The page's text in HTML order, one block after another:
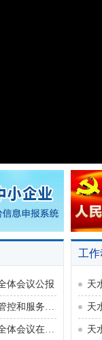
年中国国际信息通信展
工
天
体会议公报
天水市疫情联防联控领导小组学生隔离管控和服务保障组召开专题会议
中国共产党第十九届中央委员会第六次全体会议在京召开